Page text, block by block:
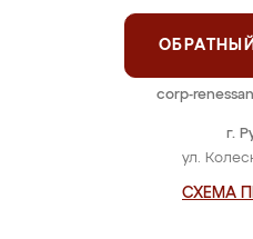
г.
ул.
СХЕМА
corp-